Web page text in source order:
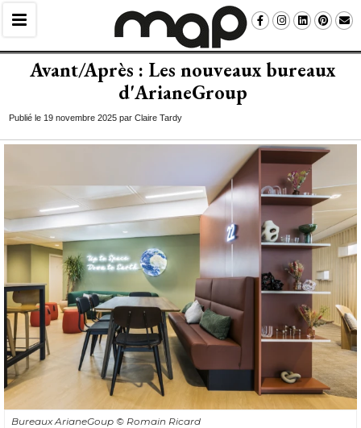
Avant/Après : Les nouveaux bureaux
d'ArianeGroup
Publié le 19 novembre 2025 par Claire Tardy
Bureaux ArianeGoup © Romain Ricard